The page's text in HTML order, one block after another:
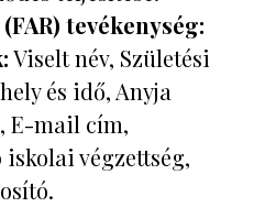
tevékenység:
Viselt név, Születési
és idő, Anyja
E-mail cím,
végzettség,